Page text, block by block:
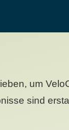
um
sind